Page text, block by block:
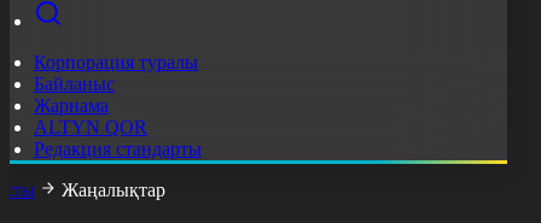
Корпорация туралы
Байланыс
Жарнама
ALTYN QOR
Редакция стандарты
Жаңалықтар